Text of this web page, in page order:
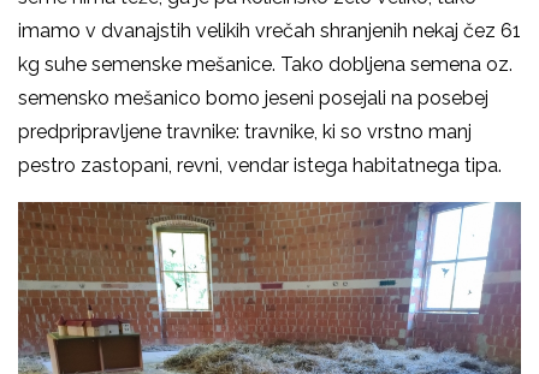
imamo v dvanajstih velikih vrečah shranjenih nekaj čez 61
kg suhe semenske mešanice. Tako dobljena semena oz.
semensko mešanico bomo jeseni posejali na posebej
predpripravljene travnike: travnike, ki so vrstno manj
pestro zastopani, revni, vendar istega habitatnega tipa.